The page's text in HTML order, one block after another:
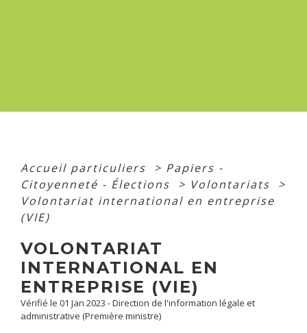
Accueil particuliers > Papiers -
Citoyenneté - Élections
> Volontariats
>
Volontariat international en entreprise
(VIE)
VOLONTARIAT
INTERNATIONAL EN
ENTREPRISE (VIE)
Vérifié le 01 Jan 2023 - Direction de l'information légale et
administrative (Première ministre)